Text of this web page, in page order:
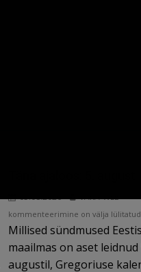
05.08.2026 VARA-WEB
Täna
ajaloos:
5.
kommenteerimine on välja lülitatud
Millised sündmused
maailmas on aset leidnud
augustil, Gregoriuse